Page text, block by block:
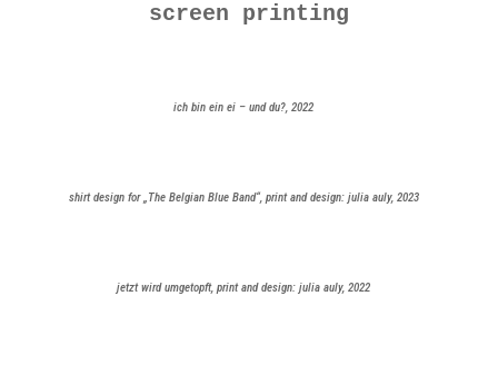
screen printing
ich bin ein ei – und du?, 2022
shirt design for „The Belgian Blue Band“, print and design: julia auly, 2023
jetzt wird umgetopft, print and design: julia auly, 2022